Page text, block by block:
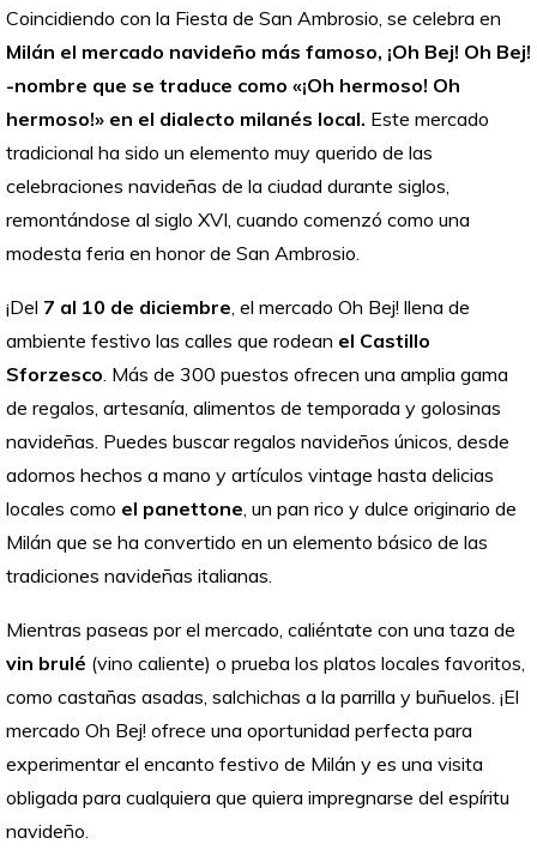
Coincidiendo con la Fiesta de San Ambrosio, se celebra en
Milán el mercado navideño más famoso, ¡Oh Bej! Oh Bej!
-nombre que se traduce como «¡Oh hermoso! Oh
hermoso!» en el dialecto milanés local. Este mercado
tradicional ha sido un elemento muy querido de las
celebraciones navideñas de la ciudad durante siglos,
remontándose al siglo XVI, cuando comenzó como una
modesta feria en honor de San Ambrosio.
¡Del 7 al 10 de diciembre, el mercado Oh Bej! llena de
ambiente festivo las calles que rodean el Castillo
Sforzesco. Más de 300 puestos ofrecen una amplia gama
de regalos, artesanía, alimentos de temporada y golosinas
navideñas. Puedes buscar regalos navideños únicos, desde
adornos hechos a mano y artículos vintage hasta delicias
locales como el panettone, un pan rico y dulce originario de
Milán que se ha convertido en un elemento básico de las
tradiciones navideñas italianas.
Mientras paseas por el mercado, caliéntate con una taza de
vin brulé (vino caliente) o prueba los platos locales favoritos,
como castañas asadas, salchichas a la parrilla y buñuelos. ¡El
mercado Oh Bej! ofrece una oportunidad perfecta para
experimentar el encanto festivo de Milán y es una visita
obligada para cualquiera que quiera impregnarse del espíritu
navideño.